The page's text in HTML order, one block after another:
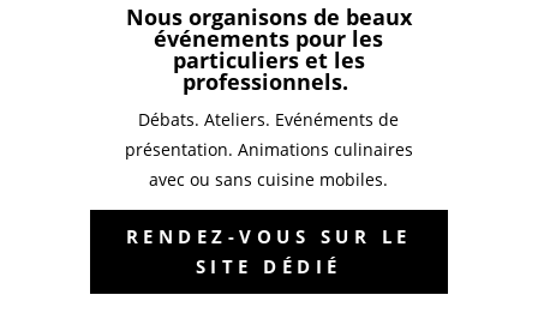
Nous organisons de beaux
événements pour les
particuliers et les
professionnels.
Débats. Ateliers. Evénéments de
présentation. Animations culinaires
avec ou sans cuisine mobiles.
RENDEZ-VOUS SUR LE
SITE DÉDIÉ